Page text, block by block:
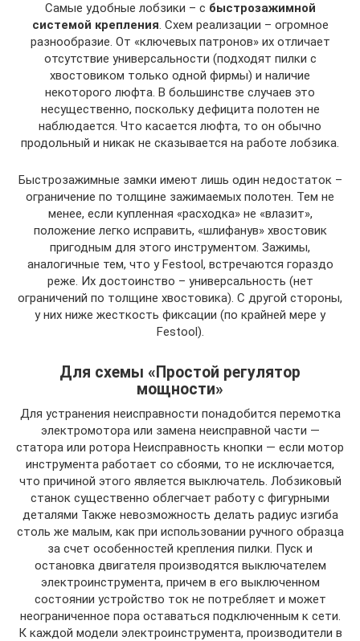
Самые удобные лобзики – с быстрозажимной
системой крепления . Схем реализации – огромное
разнообразие. От «ключевых патронов» их отличает
отсутствие универсальности (подходят пилки с
хвостовиком только одной фирмы) и наличие
некоторого люфта. В большинстве случаев это
несущественно, поскольку дефицита полотен не
наблюдается. Что касается люфта, то он обычно
продольный и никак не сказывается на работе лобзика.
Быстрозажимные замки имеют лишь один недостаток –
ограничение по толщине зажимаемых полотен. Тем не
менее, если купленная «расходка» не «влазит»,
положение легко исправить, «шлифанув» хвостовик
пригодным для этого инструментом. Зажимы,
аналогичные тем, что у Festool, встречаются гораздо
реже. Их достоинство – универсальность (нет
ограничений по толщине хвостовика). С другой стороны,
у них ниже жесткость фиксации (по крайней мере у
Festool).
Для схемы «Простой регулятор
мощности»
Для устранения неисправности понадобится перемотка
электромотора или замена неисправной части —
статора или ротора Неисправность кнопки — если мотор
инструмента работает со сбоями, то не исключается,
что причиной этого является выключатель. Лобзиковый
станок существенно облегчает работу с фигурными
деталями Также невозможность делать радиус изгиба
столь же малым, как при использовании ручного образца
за счет особенностей крепления пилки. Пуск и
остановка двигателя производятся выключателем
электроинструмента, причем в его выключенном
состоянии устройство ток не потребляет и может
неограниченное пора оставаться подключенным к сети.
К каждой модели электроинструмента, производители в